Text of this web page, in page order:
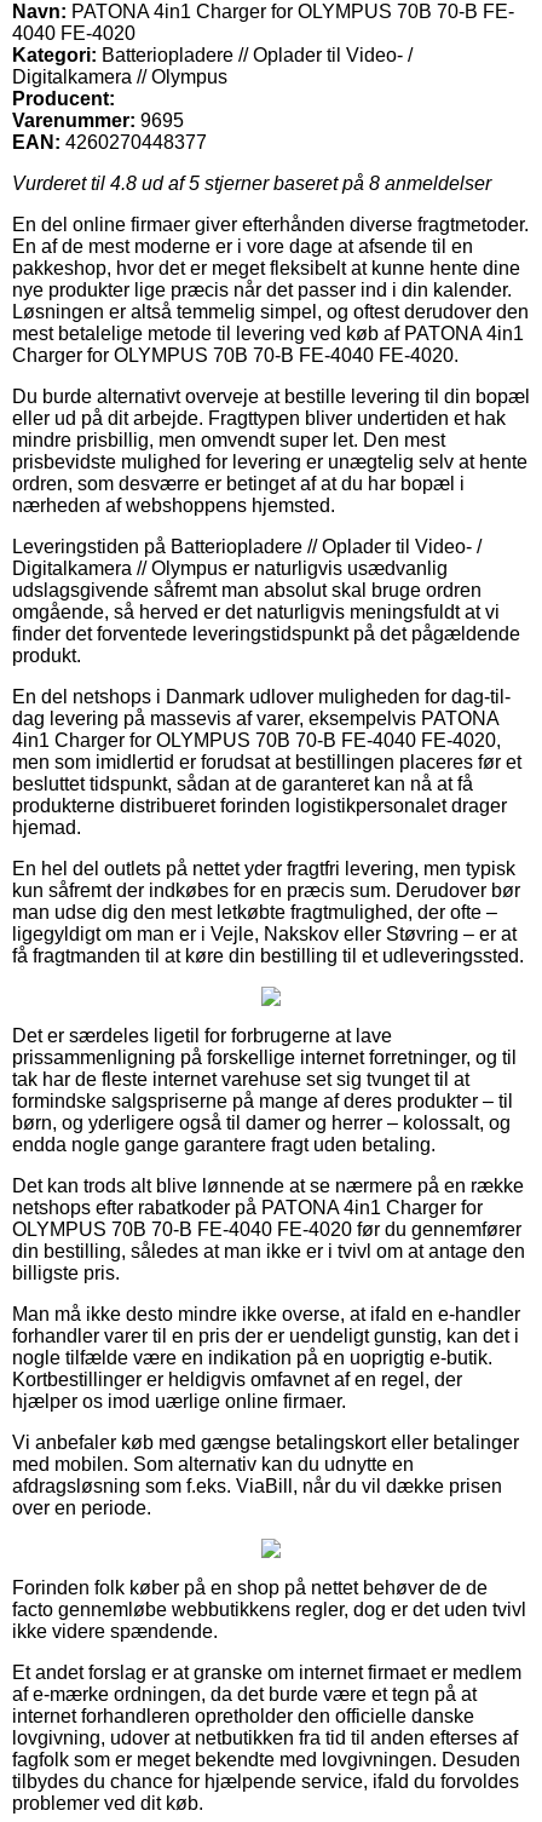
Navn: PATONA 4in1 Charger for OLYMPUS 70B 70-B FE-
4040 FE-4020
Kategori: Batteriopladere // Oplader til Video- /
Digitalkamera // Olympus
Producent:
Varenummer: 9695
EAN: 4260270448377
Vurderet til 4.8 ud af 5 stjerner baseret på 8 anmeldelser
En del online firmaer giver efterhånden diverse fragtmetoder.
En af de mest moderne er i vore dage at afsende til en
pakkeshop, hvor det er meget fleksibelt at kunne hente dine
nye produkter lige præcis når det passer ind i din kalender.
Løsningen er altså temmelig simpel, og oftest derudover den
mest betalelige metode til levering ved køb af PATONA 4in1
Charger for OLYMPUS 70B 70-B FE-4040 FE-4020.
Du burde alternativt overveje at bestille levering til din bopæl
eller ud på dit arbejde. Fragttypen bliver undertiden et hak
mindre prisbillig, men omvendt super let. Den mest
prisbevidste mulighed for levering er unægtelig selv at hente
ordren, som desværre er betinget af at du har bopæl i
nærheden af webshoppens hjemsted.
Leveringstiden på Batteriopladere // Oplader til Video- /
Digitalkamera // Olympus er naturligvis usædvanlig
udslagsgivende såfremt man absolut skal bruge ordren
omgående, så herved er det naturligvis meningsfuldt at vi
finder det forventede leveringstidspunkt på det pågældende
produkt.
En del netshops i Danmark udlover muligheden for dag-til-
dag levering på massevis af varer, eksempelvis PATONA
4in1 Charger for OLYMPUS 70B 70-B FE-4040 FE-4020,
men som imidlertid er forudsat at bestillingen placeres før et
besluttet tidspunkt, sådan at de garanteret kan nå at få
produkterne distribueret forinden logistikpersonalet drager
hjemad.
En hel del outlets på nettet yder fragtfri levering, men typisk
kun såfremt der indkøbes for en præcis sum. Derudover bør
man udse dig den mest letkøbte fragtmulighed, der ofte –
ligegyldigt om man er i Vejle, Nakskov eller Støvring – er at
få fragtmanden til at køre din bestilling til et udleveringssted.
Det er særdeles ligetil for forbrugerne at lave
prissammenligning på forskellige internet forretninger, og til
tak har de fleste internet varehuse set sig tvunget til at
formindske salgspriserne på mange af deres produkter – til
børn, og yderligere også til damer og herrer – kolossalt, og
endda nogle gange garantere fragt uden betaling.
Det kan trods alt blive lønnende at se nærmere på en række
netshops efter rabatkoder på PATONA 4in1 Charger for
OLYMPUS 70B 70-B FE-4040 FE-4020 før du gennemfører
din bestilling, således at man ikke er i tvivl om at antage den
billigste pris.
Man må ikke desto mindre ikke overse, at ifald en e-handler
forhandler varer til en pris der er uendeligt gunstig, kan det i
nogle tilfælde være en indikation på en uoprigtig e-butik.
Kortbestillinger er heldigvis omfavnet af en regel, der
hjælper os imod uærlige online firmaer.
Vi anbefaler køb med gængse betalingskort eller betalinger
med mobilen. Som alternativ kan du udnytte en
afdragsløsning som f.eks. ViaBill, når du vil dække prisen
over en periode.
Forinden folk køber på en shop på nettet behøver de de
facto gennemløbe webbutikkens regler, dog er det uden tvivl
ikke videre spændende.
Et andet forslag er at granske om internet firmaet er medlem
af e-mærke ordningen, da det burde være et tegn på at
internet forhandleren opretholder den officielle danske
lovgivning, udover at netbutikken fra tid til anden efterses af
fagfolk som er meget bekendte med lovgivningen. Desuden
tilbydes du chance for hjælpende service, ifald du forvoldes
problemer ved dit køb.